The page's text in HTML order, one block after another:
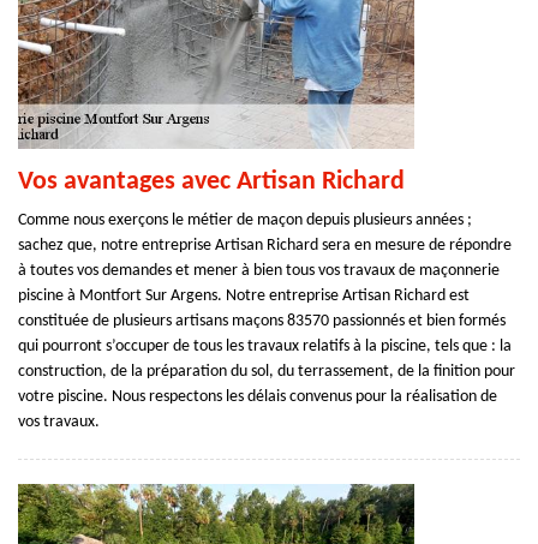
Vos avantages avec Artisan Richard
Comme nous exerçons le métier de maçon depuis plusieurs années ;
sachez que, notre entreprise Artisan Richard sera en mesure de répondre
à toutes vos demandes et mener à bien tous vos travaux de maçonnerie
piscine à Montfort Sur Argens. Notre entreprise Artisan Richard est
constituée de plusieurs artisans maçons 83570 passionnés et bien formés
qui pourront s’occuper de tous les travaux relatifs à la piscine, tels que : la
construction, de la préparation du sol, du terrassement, de la finition pour
votre piscine. Nous respectons les délais convenus pour la réalisation de
vos travaux.